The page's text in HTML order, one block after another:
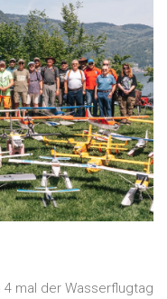
mal der Wasserflugtag